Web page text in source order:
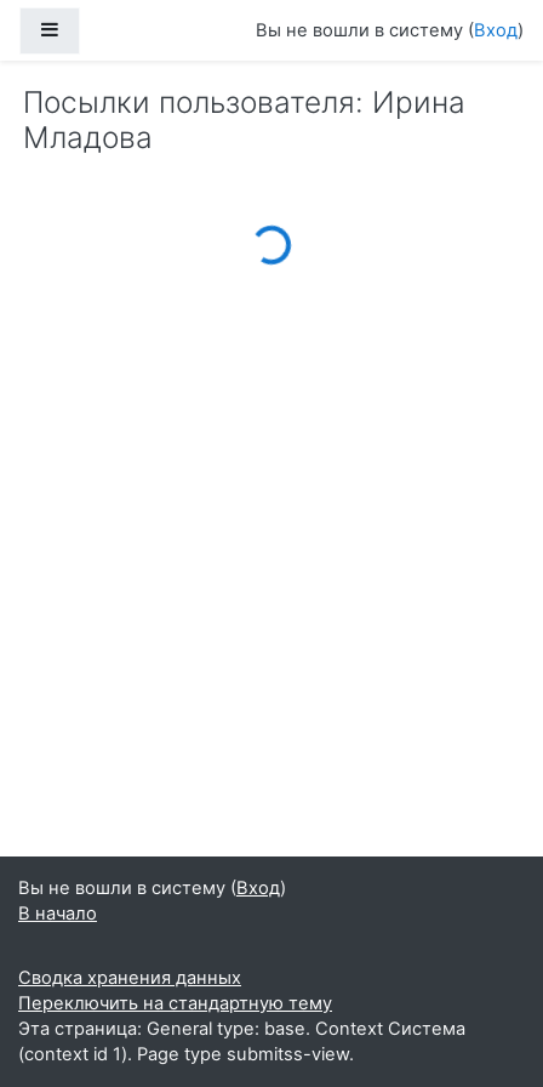
Вы не вошли в систему (Вход)
Посылки пользователя: Ирина
Младова
Loading...
Вы не вошли в систему (Вход)
В начало
Сводка хранения данных
Переключить на стандартную тему
Эта страница: General type: base. Context Система
(context id 1). Page type submitss-view.